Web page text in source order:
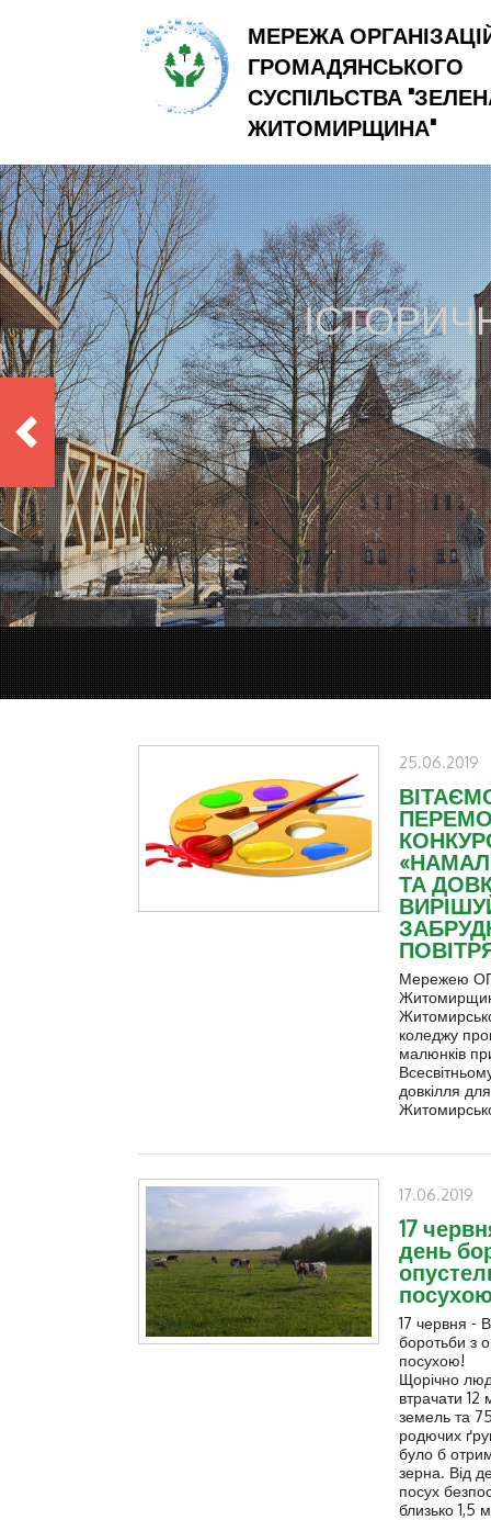
МЕРЕЖА
ГРОМАДЯНСЬКОГО
СУСПІЛЬСТВА
ЖИТОМИРЩИНА"
25.06.2019
ТА
Мережею
коледжу
малюнків
довкілля
17.06.2019
17
день
17 червня -
боротьби з
посухою!
Щорічно
втрачати 12
земель та
родючих
було б
зерна. Від
посух
близько 1,5